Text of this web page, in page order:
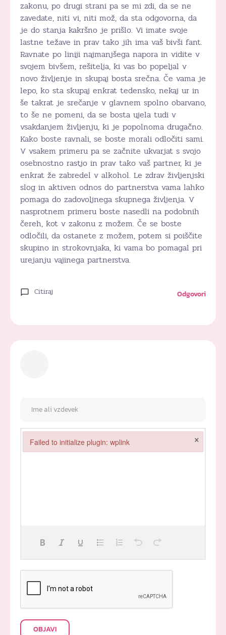
zakonu, po drugi strani pa se mi zdi, da se ne
zavedate, niti vi, niti mož, da sta odgovorna, da
je do stanja kakršno je prišlo. Vi imate svoje
lastne težave in prav tako jih ima vaš bivši fant.
Ravnate po liniji najmanjšega napora in vidite v
svojem bivšem, rešitelja, ki vas bo popeljal v
novo življenje in skupaj bosta srečna. Če vama je
lepo, ko sta skupaj enkrat tedensko, nekaj ur in
še takrat je srečanje v glavnem spolno obarvano,
to še ne pomeni, da se bosta ujela tudi v
vsakdanjem življenju, ki je popolnoma drugačno.
Kako boste ravnali, se boste morali odločiti sami.
V vsakem primeru pa se začnite ukvarjat s svojo
osebnostno rastjo in prav tako vaš partner, ki je
enkrat že zabredel v alkohol. Le zdrav življenjski
slog in aktiven odnos do partnerstva vama lahko
pomaga do zadovoljnega skupnega življenja. V
nasprotnem primeru boste nasedli na podobnih
čereh, kot v zakonu z možem. Če se boste
odločili, da ostanete z možem, potem si poiščite
skupino in strokovnjaka, ki vama bo pomagal pri
urejanju vajinega partnerstva.
Citiraj Odgovori
OBJAVI
Failed to initialize plugin: wplink ×
Failed to initialize plugin: wplink